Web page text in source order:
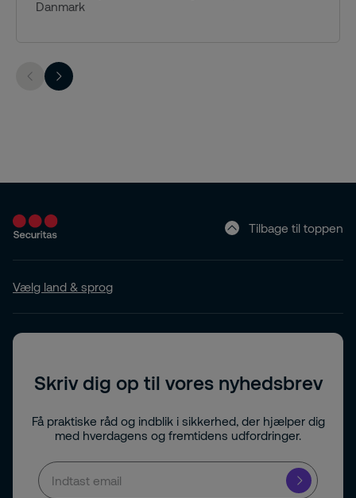
Danmark
Tilbage til toppen
Vælg land & sprog
Skriv dig op til vores nyhedsbrev
Få praktiske råd og indblik i sikkerhed, der hjælper dig
med hverdagens og fremtidens udfordringer.